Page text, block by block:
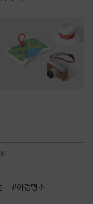
#야경명소